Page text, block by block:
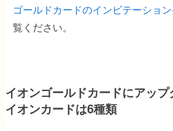
ゴールドカードのインビテーショ
覧ください。
イオンゴールドカードにアッ
イオンカードは6種類